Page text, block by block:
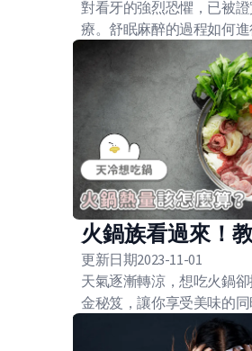
對看牙的強烈恐懼，已被
療。舒眠麻醉的過程如何
火鍋族看過來！
更新日期2023-11-01
天氣逐漸轉涼，想吃火鍋
金秘笈，讓你享受美味的同